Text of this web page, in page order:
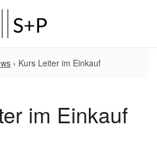
› Kurs Leiter im Einkauf
im Einkauf